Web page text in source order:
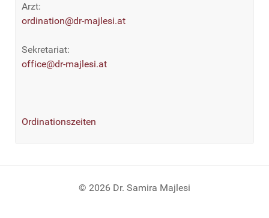
Arzt:
ordination@dr-majlesi.at
Sekretariat:
office@dr-majlesi.at
Ordinationszeiten
© 2026 Dr. Samira Majlesi